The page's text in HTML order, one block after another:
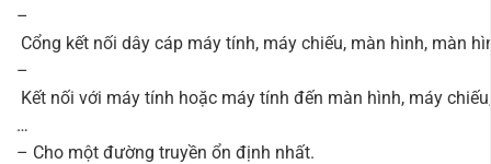
–
Cổng kết nối dây cáp máy tính, máy chiếu, màn hình, màn
–
Kết nối với máy tính hoặc máy tính đến màn hình, máy
…
– Cho một đường truyền ổn định nhất.